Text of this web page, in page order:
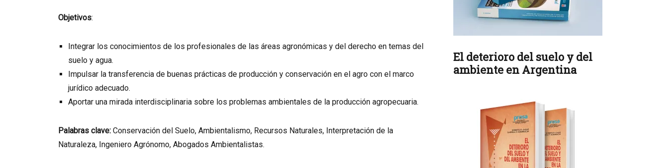
Objetivos:
Integrar los conocimientos de los profesionales de las áreas agronómicas y del derecho en temas del
suelo y agua.
Impulsar la transferencia de buenas prácticas de producción y conservación en el agro con el marco
jurídico adecuado.
Aportar una mirada interdisciplinaria sobre los problemas ambientales de la producción agropecuaria.
Palabras clave: Conservación del Suelo, Ambientalismo, Recursos Naturales, Interpretación de la
Naturaleza, Ingeniero Agrónomo, Abogados Ambientalistas.
El deterioro del suelo y del
ambiente en Argentina